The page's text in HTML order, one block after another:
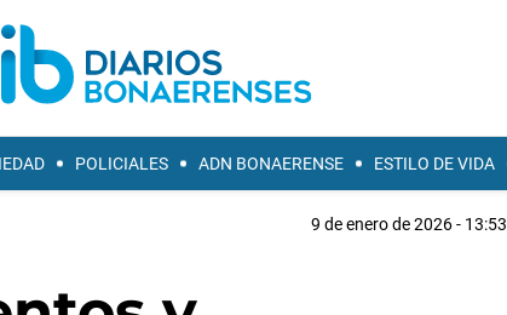
POLICIALES ADN BONAERENSE ESTILO DE VIDA
9 de enero de 2026 - 13:53